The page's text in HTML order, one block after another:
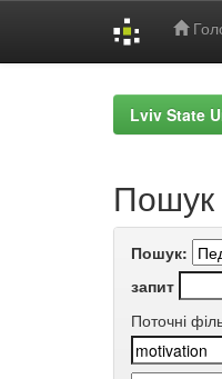
Lviv State
Пошук
Пошук:
запит
Поточні